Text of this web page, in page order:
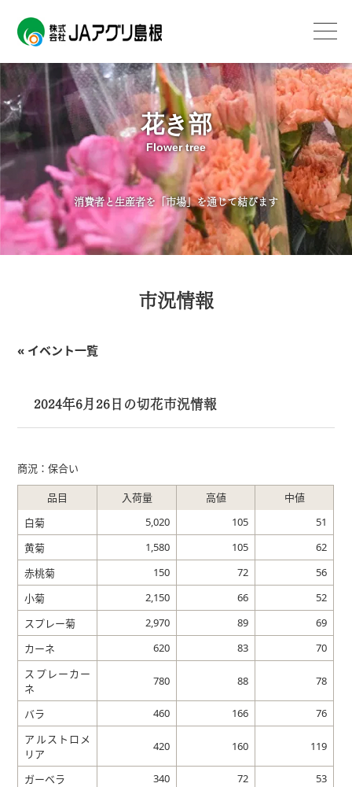
花き部
Flower tree
消費者と生産者を「市場」を通じて結びます
市況情報
« イベント一覧
2024年6月26日の切花市況情報
商況：保合い
品目 入荷量 高値
中値
白菊
5,020 105
51
黄菊
1,580 105
62
赤桃菊
150 72
56
小菊
2,150 66
52
スプレー菊
2,970 89
69
カーネ
620 83
70
スプレーカー
ネ
780 88 78
バラ 460 166
76
アルストロメ
リア
420 160 119
ガーベラ 340 72
53